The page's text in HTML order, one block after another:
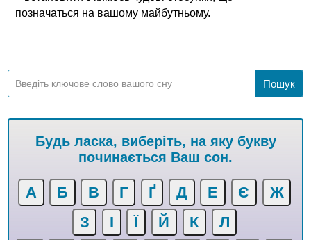
позначаться на вашому майбутньому.
Будь ласка, виберіть, на яку букву
починається Ваш сон.
А Б В Г Ґ Д Е Є
Ж
З
І Ї Й К Л